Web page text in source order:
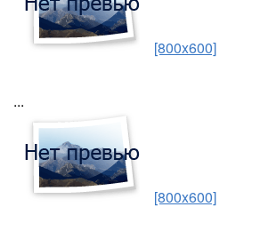
[800x600]
...
[800x600]